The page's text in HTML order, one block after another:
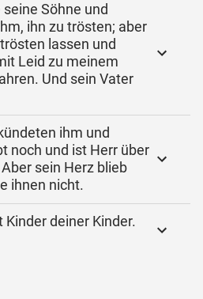
seine Söhne und
ihn zu trösten; aber
lassen und
Leid zu meinem
Und sein Vater
ihm und
noch und ist Herr über
sein Herz blieb
ihnen nicht.
Kinder deiner Kinder.